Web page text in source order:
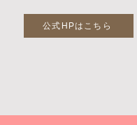
公式HPはこちら